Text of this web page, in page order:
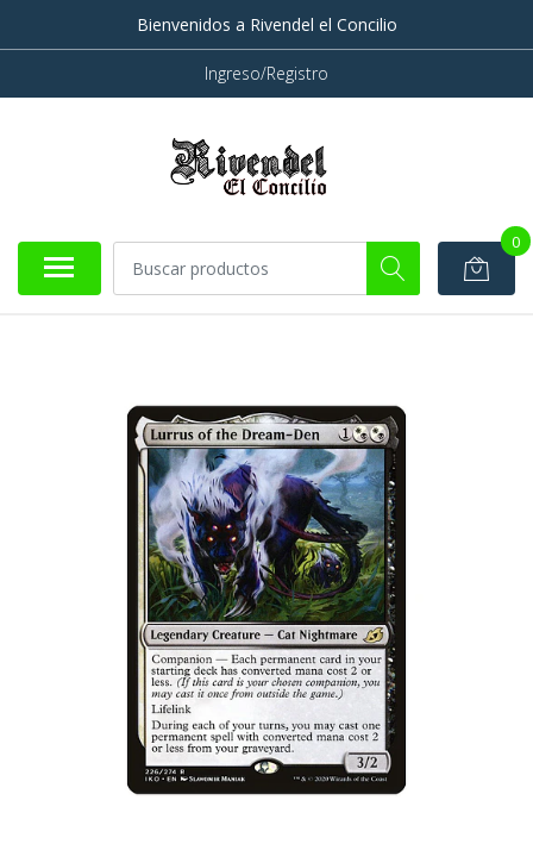
Bienvenidos a Rivendel el Concilio
Ingreso/Registro
0